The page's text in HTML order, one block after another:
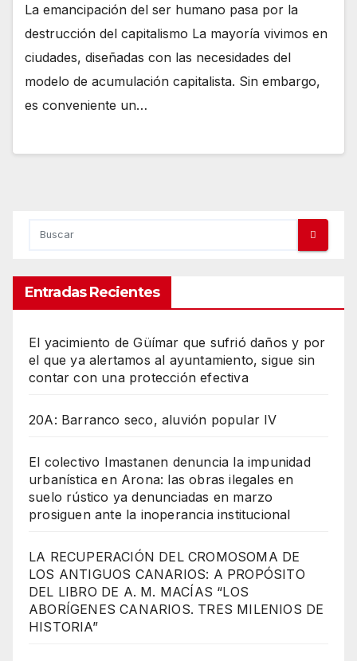
La emancipación del ser humano pasa por la
destrucción del capitalismo La mayoría vivimos en
ciudades, diseñadas con las necesidades del
modelo de acumulación capitalista. Sin embargo,
es conveniente un…
Entradas Recientes
El yacimiento de Güímar que sufrió daños y por
el que ya alertamos al ayuntamiento, sigue sin
contar con una protección efectiva
20A: Barranco seco, aluvión popular IV
El colectivo Imastanen denuncia la impunidad
urbanística en Arona: las obras ilegales en
suelo rústico ya denunciadas en marzo
prosiguen ante la inoperancia institucional
LA RECUPERACIÓN DEL CROMOSOMA DE
LOS ANTIGUOS CANARIOS: A PROPÓSITO
DEL LIBRO DE A. M. MACÍAS “LOS
ABORÍGENES CANARIOS. TRES MILENIOS DE
HISTORIA”